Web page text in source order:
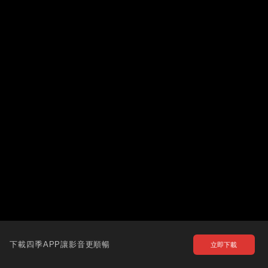
下載四季APP讓影音更順暢 立即下載